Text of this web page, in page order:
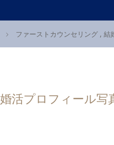
ファーストカウンセリング , 結
婚活プロフィール写